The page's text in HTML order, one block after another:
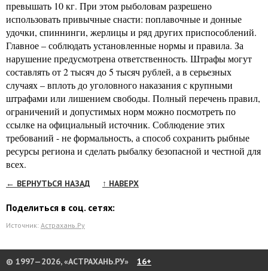
превышать 10 кг. При этом рыболовам разрешено
использовать привычные снасти: поплавочные и донные
удочки, спиннинги, жерлицы и ряд других приспособлений.
Главное – соблюдать установленные нормы и правила. За
нарушение предусмотрена ответственность. Штрафы могут
составлять от 2 тысяч до 5 тысяч рублей, а в серьезных
случаях – вплоть до уголовного наказания с крупными
штрафами или лишением свободы. Полный перечень правил,
ограничений и допустимых норм можно посмотреть по
ссылке на официальный источник. Соблюдение этих
требований - не формальность, а способ сохранить рыбные
ресурсы региона и сделать рыбалку безопасной и честной для
всех.
← ВЕРНУТЬСЯ НАЗАД ↑ НАВЕРХ
Поделиться в соц. сетях:
Источник: Астрахань.Ру
© 1997—2026, «АСТРАХАНЬ.РУ» 16+